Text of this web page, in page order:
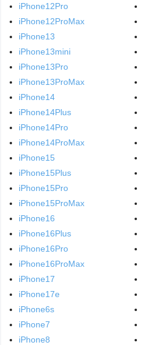
iPhone12Pro
iPhone12ProMax
iPhone13
iPhone13mini
iPhone13Pro
iPhone13ProMax
iPhone14
iPhone14Plus
iPhone14Pro
iPhone14ProMax
iPhone15
iPhone15Plus
iPhone15Pro
iPhone15ProMax
iPhone16
iPhone16Plus
iPhone16Pro
iPhone16ProMax
iPhone17
iPhone17e
iPhone6s
iPhone7
iPhone8